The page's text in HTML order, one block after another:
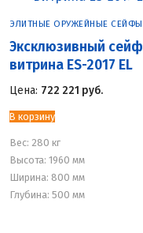
ЭЛИТНЫЕ ОРУЖЕЙНЫЕ СЕЙФЫ
Эксклюзивный сейф
витрина ES-2017 EL
Цена: 722 221 руб.
В корзину
Вес: 280 кг
Высота: 1960 мм
Ширина: 800 мм
Глубина: 500 мм